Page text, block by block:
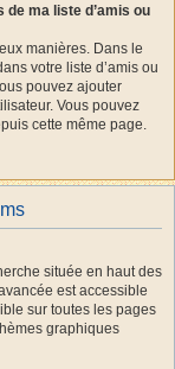
ma liste d’amis ou
manières. Dans le
votre liste d’amis ou
pouvez ajouter
Vous pouvez
cette même page.
située en haut des
est accessible
sur toutes les pages
graphiques